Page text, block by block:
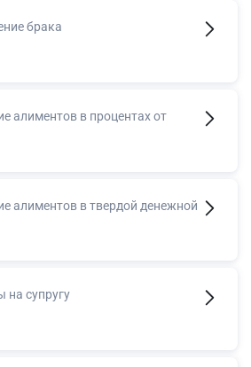
брака
алиментов в процентах от
алиментов в твердой денежной
на супругу